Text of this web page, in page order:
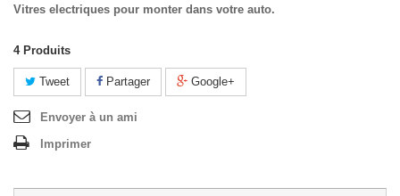
Vitres electriques pour monter dans votre auto.
4 Produits
Tweet Partager Google+
Envoyer à un ami
Imprimer